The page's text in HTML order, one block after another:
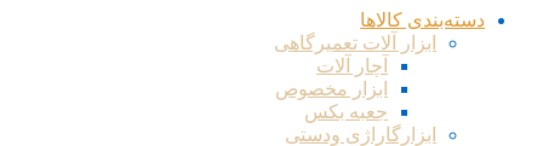
دسته‌بندی کالاها
ابزار آلات تعمیرگاهی
آچار آلات
ابزار مخصوص
جعبه بکس
ابزارگاراژی ودستی